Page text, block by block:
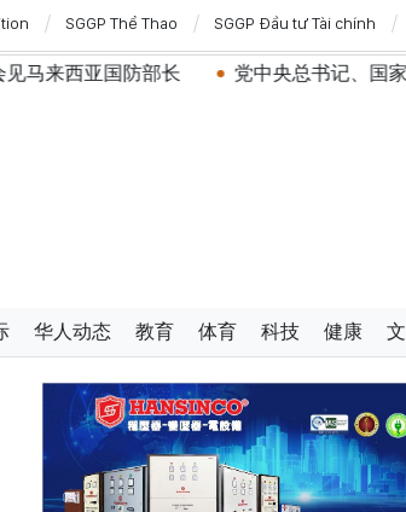
SGGP Thể Thao SGGP Đầu tư Tài chính
党中央总书记、国家主席苏林：越南与
华人动态 教育 体育 科技 健康